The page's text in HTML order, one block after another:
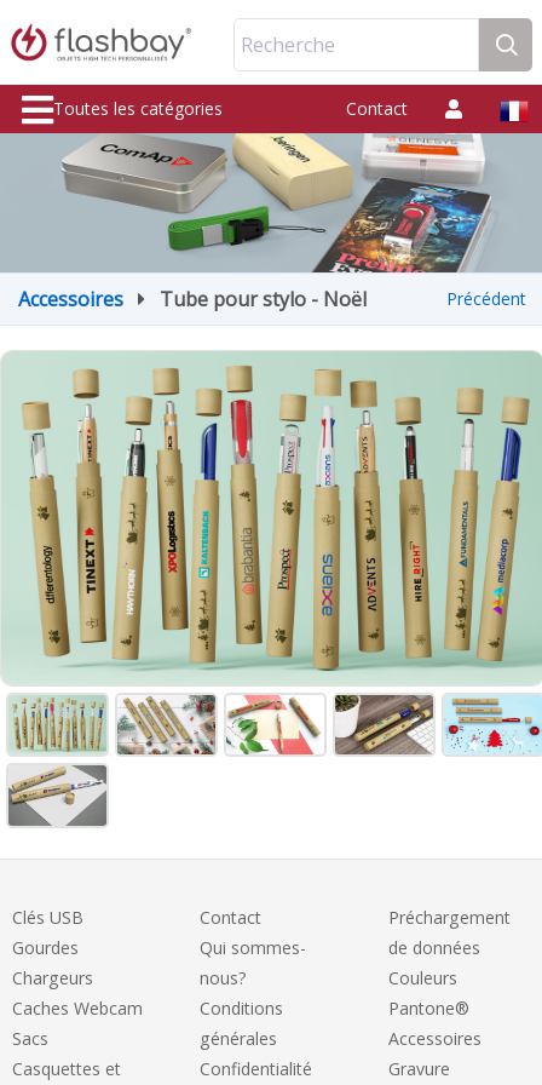
Recherche
Toutes les catégories Contact
Accessoires Tube pour stylo - Noël Précédent
Clés USB
Gourdes
Chargeurs
Caches Webcam
Sacs
Casquettes et
Contact
Qui sommes-
nous?
Conditions
générales
Confidentialité
Préchargement
de données
Couleurs
Pantone®
Accessoires
Gravure